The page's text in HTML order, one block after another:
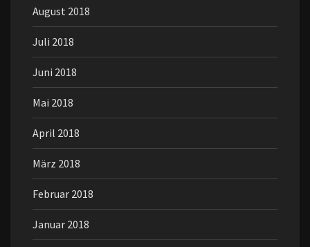
August 2018
Juli 2018
Juni 2018
Mai 2018
April 2018
März 2018
Februar 2018
Januar 2018